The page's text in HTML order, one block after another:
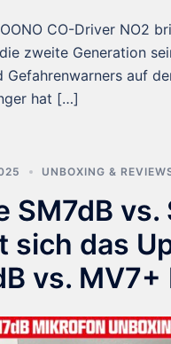
CO-Driver NO2
zweite Generation
Gefahrenwarners auf
hat […]
UNBOXING &
SM7dB vs.
sich das
vs. MV7+